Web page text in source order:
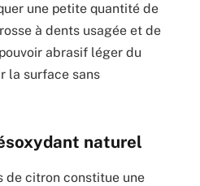
une petite quantité de
à dents usagée et de
abrasif léger du
la surface sans
naturel
de citron constitue une